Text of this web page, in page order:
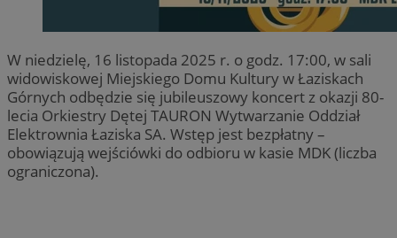
W niedzielę, 16 listopada 2025 r. o godz. 17:00, w sali
widowiskowej Miejskiego Domu Kultury w Łaziskach
Górnych odbędzie się jubileuszowy koncert z okazji 80-
lecia Orkiestry Dętej TAURON Wytwarzanie Oddział
Elektrownia Łaziska SA. Wstęp jest bezpłatny –
obowiązują wejściówki do odbioru w kasie MDK (liczba
ograniczona).